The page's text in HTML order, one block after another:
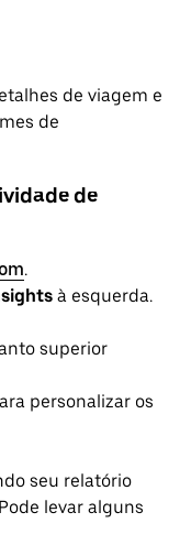
de viagem e
de
de
.
à esquerda.
superior
personalizar os
seu relatório
levar alguns